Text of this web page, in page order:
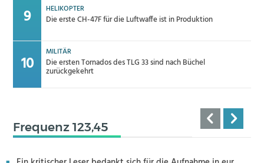
HELIKOPTER
Die erste CH-47F für die Luftwaffe ist in Produktion
MILITÄR
Die ersten Tornados des TLG 33 sind nach Büchel
zurückgekehrt
Frequenz 123,45